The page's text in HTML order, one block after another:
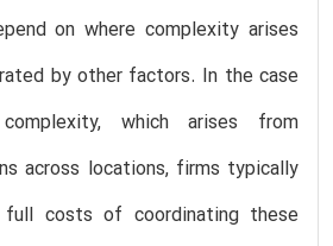
on where complexity arises
by other factors. In the case
which arises from
across locations, firms typically
costs of coordinating these